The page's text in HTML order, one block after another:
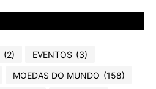
(2) EVENTOS (3)
MOEDAS DO MUNDO (158)